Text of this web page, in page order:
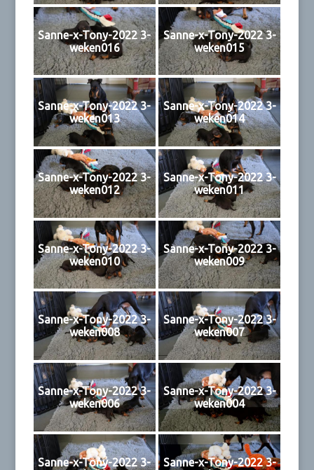
Sanne-x-Tony-2022 3-
weken016
Sanne-x-Tony-2022 3-
weken015
Sanne-x-Tony-2022 3-
weken013
Sanne-x-Tony-2022 3-
weken014
Sanne-x-Tony-2022 3-
weken012
Sanne-x-Tony-2022 3-
weken011
Sanne-x-Tony-2022 3-
weken010
Sanne-x-Tony-2022 3-
weken009
Sanne-x-Tony-2022 3-
weken008
Sanne-x-Tony-2022 3-
weken007
Sanne-x-Tony-2022 3-
weken006
Sanne-x-Tony-2022 3-
weken004
Sanne-x-Tony-2022 3-
Sanne-x-Tony-2022 3-